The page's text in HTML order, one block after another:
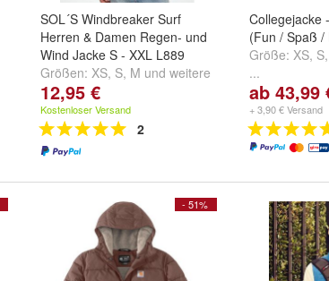
SOL´S Windbreaker Surf
Herren & Damen Regen- und
Wind Jacke S - XXL L889
Größen: XS, S, M und weitere
...
12,95 €
Kostenloser Versand
2
Collegejacke
(Fun / Spaß /
Größe: XS, S,
...
ab 43,99
+ 3,90 € Versand
- 51%